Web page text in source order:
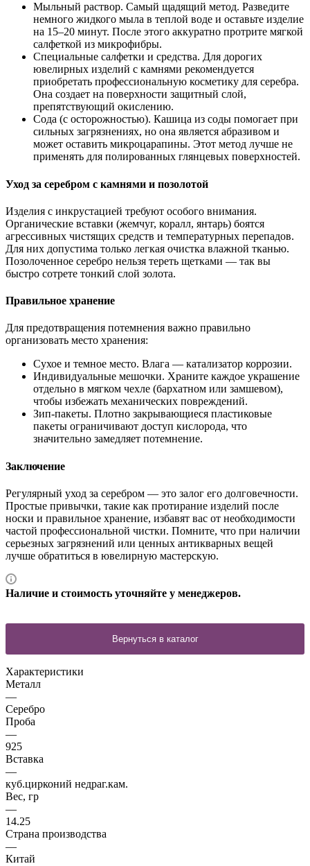
Мыльный раствор. Самый щадящий метод. Разведите
немного жидкого мыла в теплой воде и оставьте изделие
на 15–20 минут. После этого аккуратно протрите мягкой
салфеткой из микрофибры.
Специальные салфетки и средства. Для дорогих
ювелирных изделий с камнями рекомендуется
приобретать профессиональную косметику для серебра.
Она создает на поверхности защитный слой,
препятствующий окислению.
Сода (с осторожностью). Кашица из соды помогает при
сильных загрязнениях, но она является абразивом и
может оставить микроцарапины. Этот метод лучше не
применять для полированных глянцевых поверхностей.
Уход за серебром с камнями и позолотой
Изделия с инкрустацией требуют особого внимания.
Органические вставки (жемчуг, коралл, янтарь) боятся
агрессивных чистящих средств и температурных перепадов.
Для них допустима только легкая очистка влажной тканью.
Позолоченное серебро нельзя тереть щетками — так вы
быстро сотрете тонкий слой золота.
Правильное хранение
Для предотвращения потемнения важно правильно
организовать место хранения:
Сухое и темное место. Влага — катализатор коррозии.
Индивидуальные мешочки. Храните каждое украшение
отдельно в мягком чехле (бархатном или замшевом),
чтобы избежать механических повреждений.
Зип-пакеты. Плотно закрывающиеся пластиковые
пакеты ограничивают доступ кислорода, что
значительно замедляет потемнение.
Заключение
Регулярный уход за серебром — это залог его долговечности.
Простые привычки, такие как протирание изделий после
носки и правильное хранение, избавят вас от необходимости
частой профессиональной чистки. Помните, что при наличии
серьезных загрязнений или ценных антикварных вещей
лучше обратиться в ювелирную мастерскую.
Наличие и стоимость уточняйте у менеджеров.
Характеристики
Металл
—
Серебро
Проба
—
925
Вставка
—
куб.цирконий недраг.кам.
Вес, гр
—
14.25
Страна производства
—
Китай